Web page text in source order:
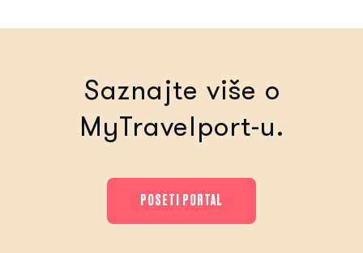
Saznajte više o
MyTravelport-u.
POSETI PORTAL